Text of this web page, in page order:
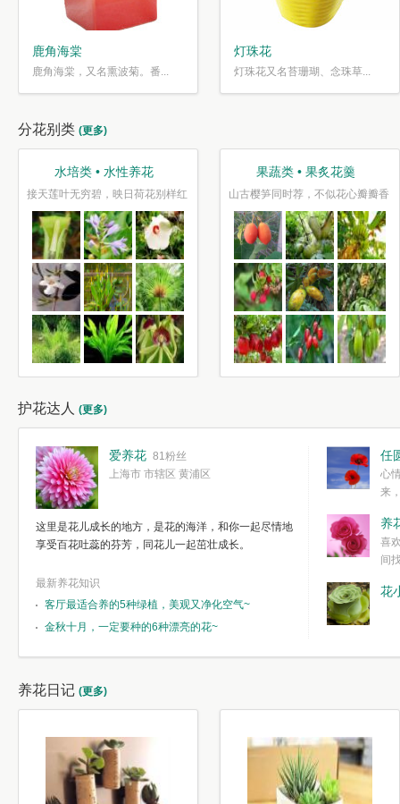
鹿角海棠
鹿角海棠，又名熏波菊。番...
灯珠花
灯珠花又名苔珊瑚、念珠草...
分花别类 (更多)
水培类 • 水性养花
接天莲叶无穷碧，映日荷花别样红
果蔬类 • 果炙花羹
山古樱笋同时荐，不似花心瓣瓣香
护花达人 (更多)
爱养花 81粉丝
上海市 市辖区 黄浦区
这里是花儿成长的地方，是花的海洋，和你一起尽情地
享受百花吐蕊的芬芳，同花儿一起茁壮成长。
最新养花知识
客厅最适合养的5种绿植，美观又净化空气~
金秋十月，一定要种的6种漂亮的花~
任
心
来
简单愉快的心
我们自己复杂
养
喜
间
花
养花日记 (更多)